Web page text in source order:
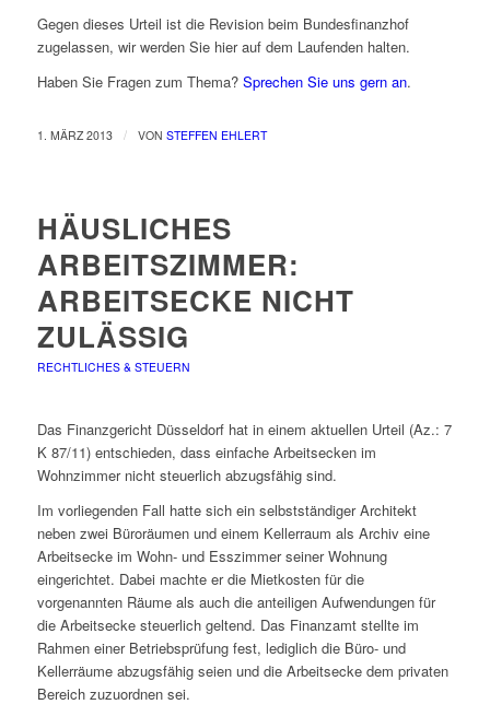
Gegen dieses Urteil ist die Revision beim Bundesfinanzhof
zugelassen, wir werden Sie hier auf dem Laufenden halten.
Haben Sie Fragen zum Thema? Sprechen Sie uns gern an.
1. MÄRZ 2013 / VON STEFFEN EHLERT
HÄUSLICHES
ARBEITSZIMMER:
ARBEITSECKE NICHT
ZULÄSSIG
RECHTLICHES & STEUERN
Das Finanzgericht Düsseldorf hat in einem aktuellen Urteil (Az.: 7
K 87/11) entschieden, dass einfache Arbeitsecken im
Wohnzimmer nicht steuerlich abzugsfähig sind.
Im vorliegenden Fall hatte sich ein selbstständiger Architekt
neben zwei Büroräumen und einem Kellerraum als Archiv eine
Arbeitsecke im Wohn- und Esszimmer seiner Wohnung
eingerichtet. Dabei machte er die Mietkosten für die
vorgenannten Räume als auch die anteiligen Aufwendungen für
die Arbeitsecke steuerlich geltend. Das Finanzamt stellte im
Rahmen einer Betriebsprüfung fest, lediglich die Büro- und
Kellerräume abzugsfähig seien und die Arbeitsecke dem privaten
Bereich zuzuordnen sei.